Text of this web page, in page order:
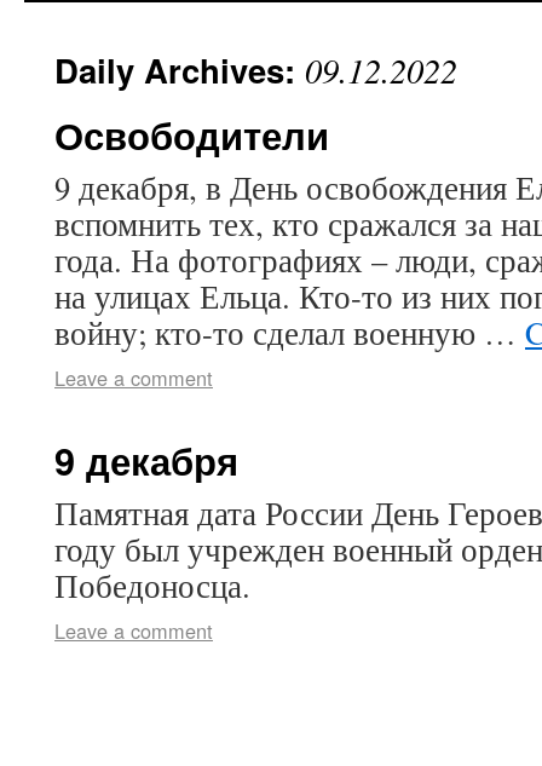
Daily Archives: 09.12.2022
Освободители
9 декабря, в День освобождения
вспомнить тех, кто сражался за
года. На фотографиях – люди,
на улицах Ельца. Кто-то из них
войну; кто-то сделал военную …
Leave a comment
9 декабря
Памятная дата России День
году был учрежден военный
Победоносца.
Leave a comment